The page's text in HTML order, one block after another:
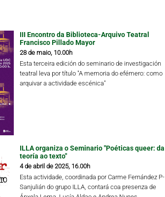
III Encontro da Biblioteca-Arquivo Teatral
Francisco Pillado Mayor
28 de maio, 10.00h
Esta terceira edición do seminario de investigación
teatral leva por título "A memoria do efémero: como
arquivar a actividade escénica"
ILLA organiza o Seminario "Poéticas queer: da
teoría ao texto"
4 de abril de 2025, 16.00h
Esta actividade, coordinada por Carme Fernández P-
Sanjulián do grupo ILLA, contará coa presenza de